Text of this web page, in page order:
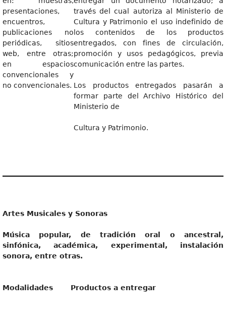
presentaciones,
encuentros,
publicaciones no
periódicas, sitios
web, entre otras;
en espacios
convencionales y
no convencionales.
través del cual autoriza al Ministerio de
Cultura y Patrimonio el uso indefinido de
los contenidos de los productos
entregados, con fines de circulación,
promoción y usos pedagógicos, previa
comunicación entre las partes.
Los productos entregados pasarán a
formar parte del Archivo Histórico del
Ministerio de
Cultura y Patrimonio.
Artes Musicales y Sonoras
Música popular, de tradición oral o ancestral,
sinfónica, académica, experimental, instalación
sonora, entre otras.
Modalidades Productos a entregar